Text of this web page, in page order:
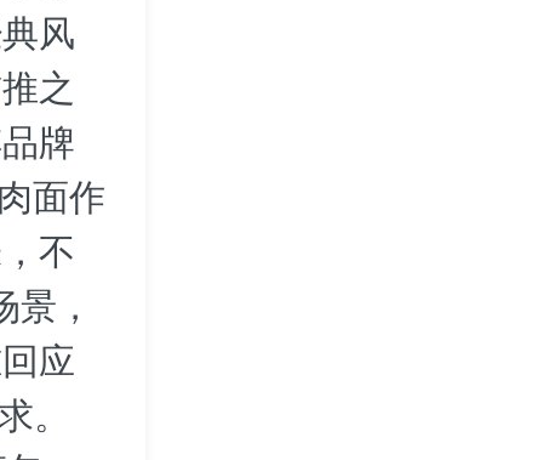
风
之
牌
面作
不
，
应
。